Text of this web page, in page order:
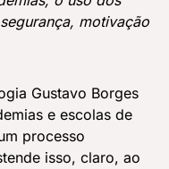
motivação
Gustavo Borges
e escolas de
processo
isso, claro, ao